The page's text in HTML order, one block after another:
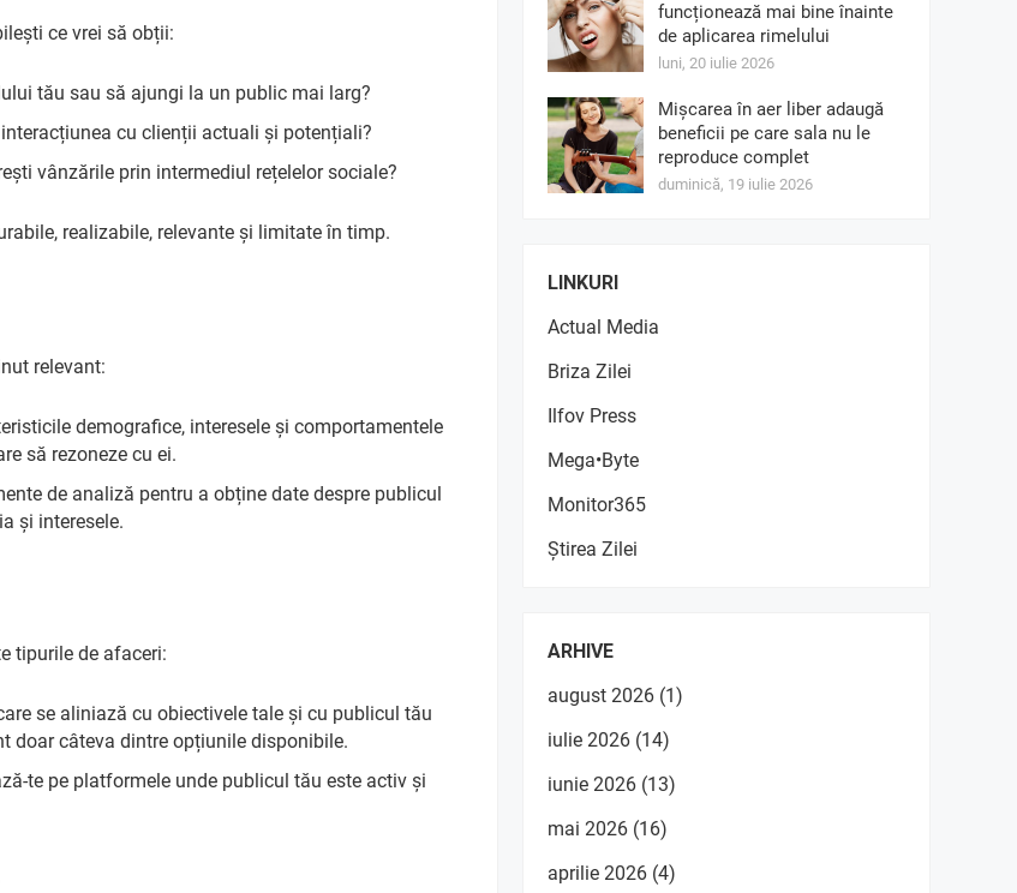
ce vrei să obții:
tău sau să ajungi la un public mai larg?
cu clienții actuali și potențiali?
vânzările prin intermediul rețelelor sociale?
realizabile, relevante și limitate în timp.
relevant:
demografice, interesele și comportamentele
să rezoneze cu ei.
de analiză pentru a obține date despre publicul
și interesele.
tipurile de afaceri:
se aliniază cu obiectivele tale și cu publicul tău
doar câteva dintre opțiunile disponibile.
te pe platformele unde publicul tău este activ și
funcționează mai bine înainte
de aplicarea rimelului
luni, 20 iulie 2026
Mișcarea în aer liber adaugă
beneficii pe care sala nu le
reproduce complet
duminică, 19 iulie 2026
LINKURI
Actual Media
Briza Zilei
Ilfov Press
Mega•Byte
Monitor365
Știrea Zilei
ARHIVE
august 2026 (1)
iulie 2026 (14)
iunie 2026 (13)
mai 2026 (16)
aprilie 2026 (4)